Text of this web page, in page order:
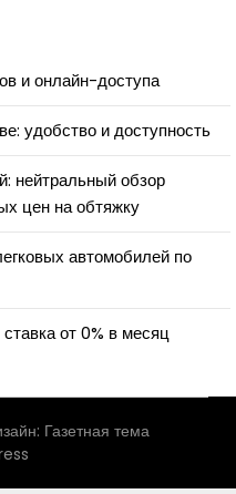
и онлайн-доступа
удобство и доступность
нейтральный обзор
цен на обтяжку
автомобилей по
от 0% в месяц
Газетная тема